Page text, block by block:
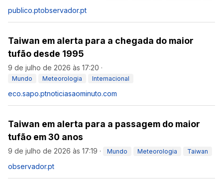
publico.ptobservador.pt
Taiwan em alerta para a chegada do maior
tufão desde 1995
9 de julho de 2026 às 17:20 ·
Mundo Meteorologia Internacional
eco.sapo.ptnoticiasaominuto.com
Taiwan em alerta para a passagem do maior
tufão em 30 anos
9 de julho de 2026 às 17:19 · Mundo Meteorologia Taiwan
observador.pt